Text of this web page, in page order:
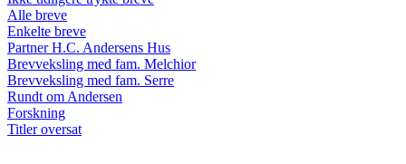
Alle breve
Enkelte breve
Partner H.C. Andersens Hus
Brevveksling med fam. Melchior
Brevveksling med fam. Serre
Rundt om Andersen
Forskning
Titler oversat